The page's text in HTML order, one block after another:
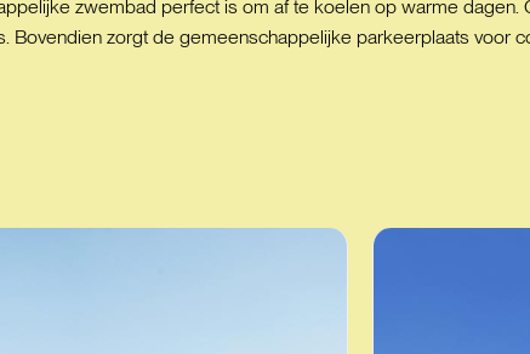
zwembad perfect is om af te koelen op warme
Bovendien zorgt de gemeenschappelijke parkeerplaats voor